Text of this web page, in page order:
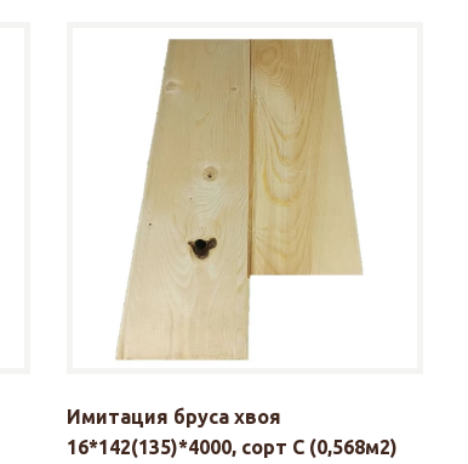
Имитация бруса хвоя
16*142(135)*4000, сорт С (0,568м2)